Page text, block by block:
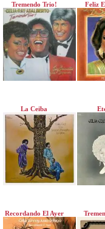
Tremendo Trio! Feliz
La Ceiba
Recordando El Ayer